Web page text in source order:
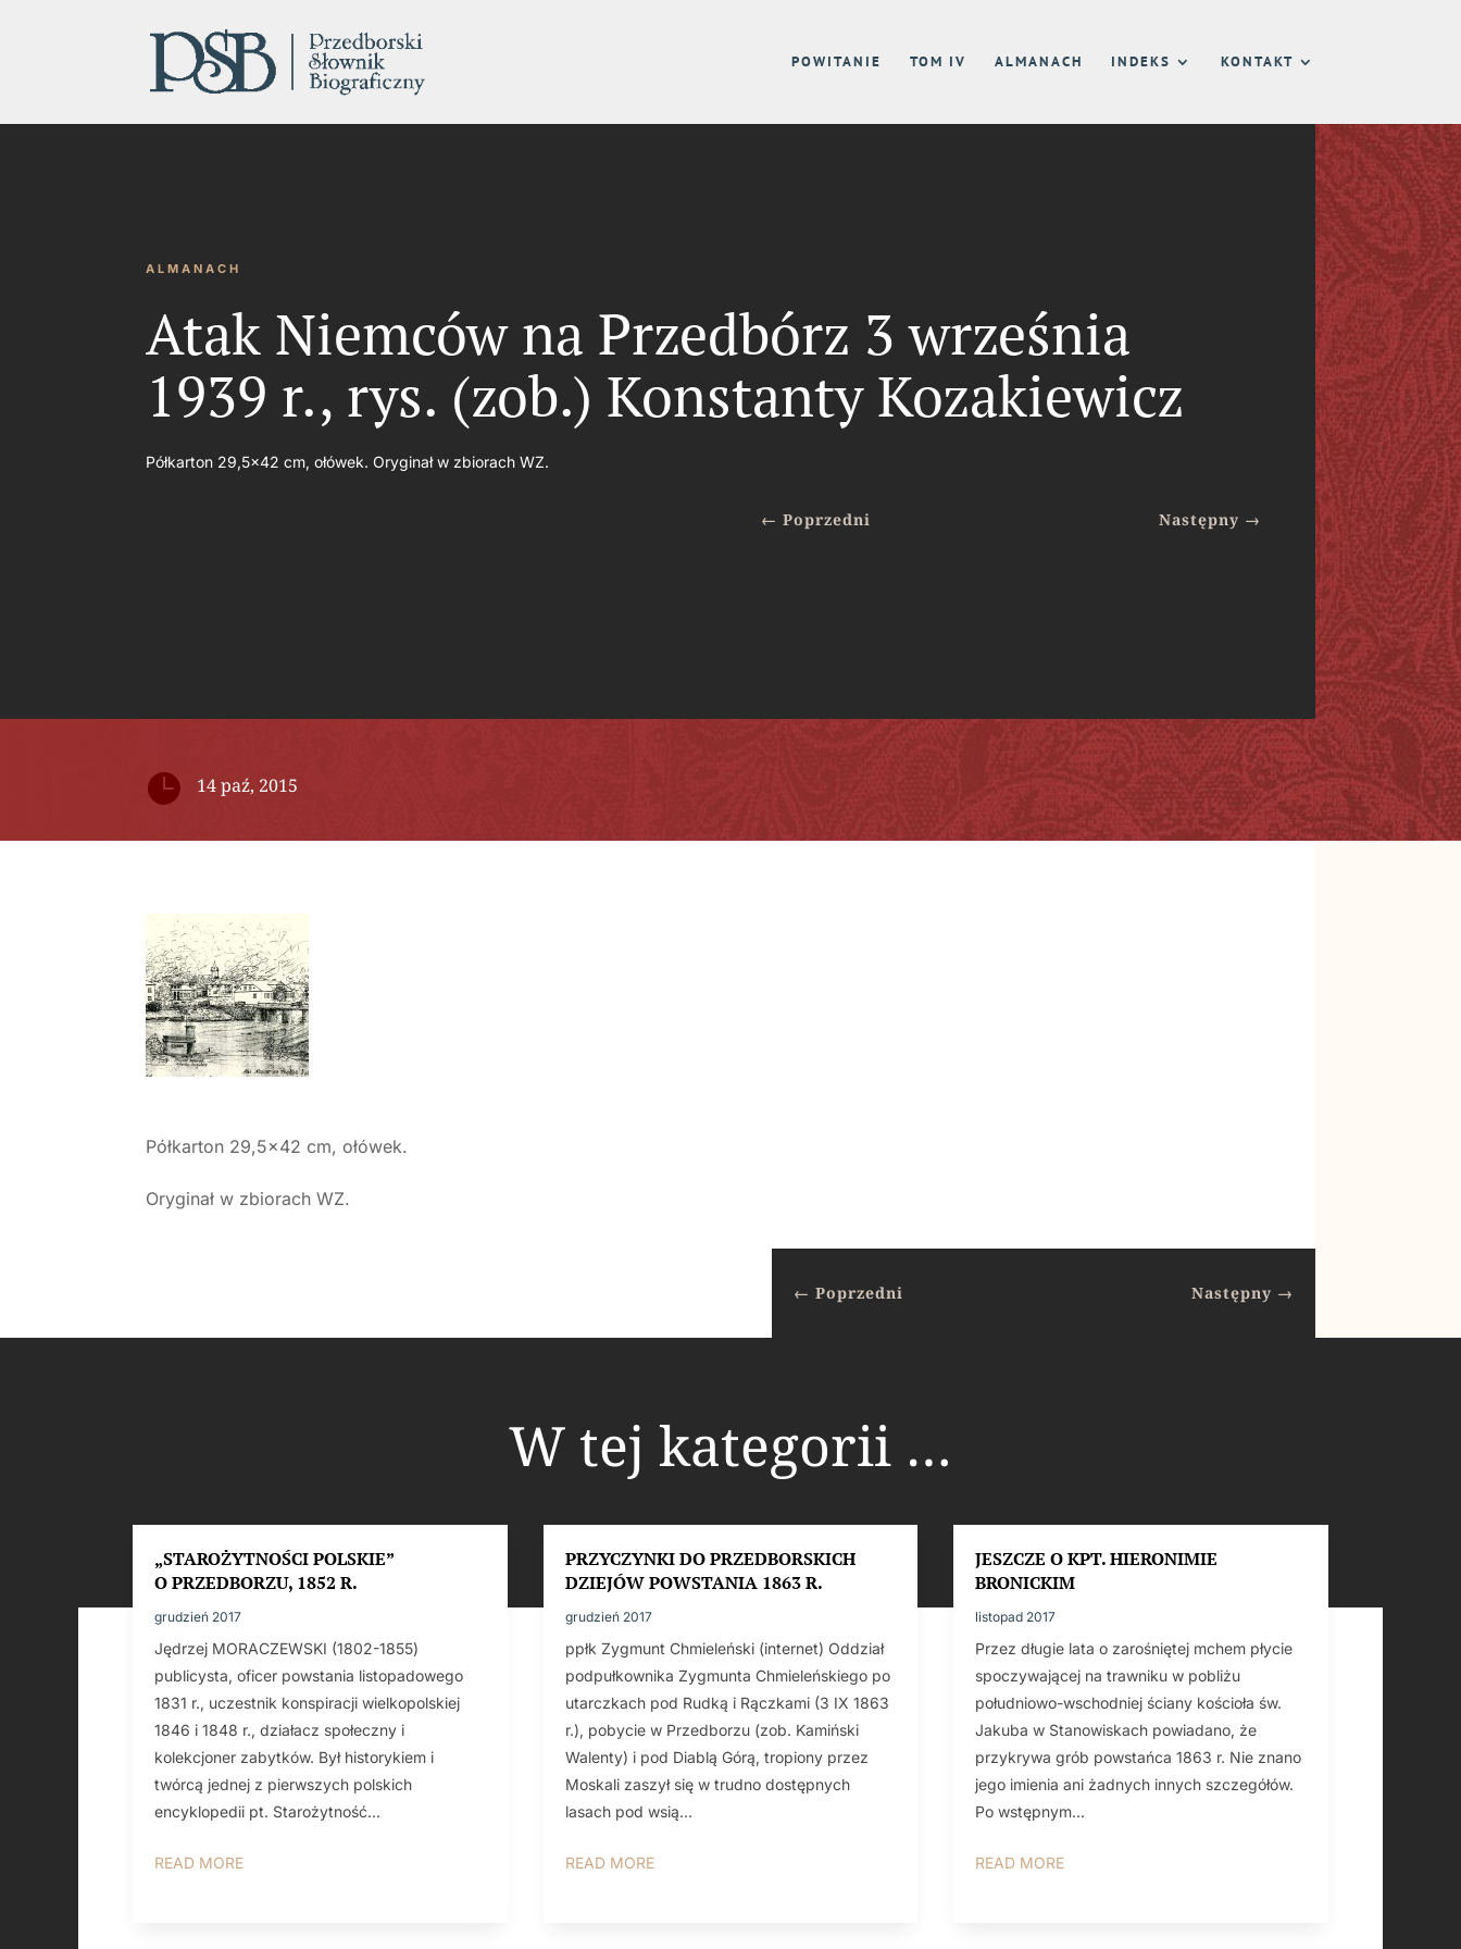
POWITANIE TOM IV ALMANACH INDEKS KONTAKT
ALMANACH
Atak Niemców na Przedbórz 3 września
1939 r., rys. (zob.) Konstanty Kozakiewicz
Półkarton 29,5×42 cm, ołówek. Oryginał w zbiorach WZ.
← Poprzedni Następny →
 14 paź, 2015
Półkarton 29,5×42 cm, ołówek.
Oryginał w zbiorach WZ.
← Poprzedni Następny →
W tej kategorii …
„STAROŻYTNOŚCI POLSKIE”
O PRZEDBORZU, 1852 R.
grudzień 2017
Jędrzej MORACZEWSKI (1802-1855)
publicysta, oficer powstania listopadowego
1831 r., uczestnik konspiracji wielkopolskiej
1846 i 1848 r., działacz społeczny i
kolekcjoner zabytków. Był historykiem i
twórcą jednej z pierwszych polskich
encyklopedii pt. Starożytność...
READ MORE
PRZYCZYNKI DO PRZEDBORSKICH
DZIEJÓW POWSTANIA 1863 R.
grudzień 2017
ppłk Zygmunt Chmieleński (internet) Oddział
podpułkownika Zygmunta Chmieleńskiego po
utarczkach pod Rudką i Rączkami (3 IX 1863
r.), pobycie w Przedborzu (zob. Kamiński
Walenty) i pod Diablą Górą, tropiony przez
Moskali zaszył się w trudno dostępnych
lasach pod wsią...
READ MORE
JESZCZE O KPT. HIERONIMIE
BRONICKIM
listopad 2017
Przez długie lata o zarośniętej mchem płycie
spoczywającej na trawniku w pobliżu
południowo-wschodniej ściany kościoła św.
Jakuba w Stanowiskach powiadano, że
przykrywa grób powstańca 1863 r. Nie znano
jego imienia ani żadnych innych szczegółów.
Po wstępnym...
READ MORE